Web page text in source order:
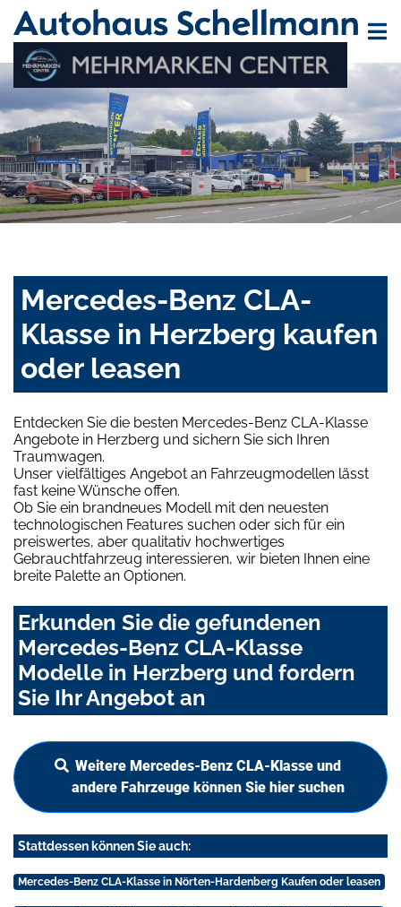
Mercedes-Benz CLA-
Klasse in Herzberg kaufen
oder leasen
Entdecken Sie die besten Mercedes-Benz CLA-Klasse
Angebote in Herzberg und sichern Sie sich Ihren
Traumwagen.
Unser vielfältiges Angebot an Fahrzeugmodellen lässt
fast keine Wünsche offen.
Ob Sie ein brandneues Modell mit den neuesten
technologischen Features suchen oder sich für ein
preiswertes, aber qualitativ hochwertiges
Gebrauchtfahrzeug interessieren, wir bieten Ihnen eine
breite Palette an Optionen.
Erkunden Sie die gefundenen
Mercedes-Benz CLA-Klasse
Modelle in Herzberg und fordern
Sie Ihr Angebot an
Weitere Mercedes-Benz CLA-Klasse und
andere Fahrzeuge können Sie hier suchen
Stattdessen können Sie auch:
Mercedes-Benz CLA-Klasse in Nörten-Hardenberg Kaufen oder leasen